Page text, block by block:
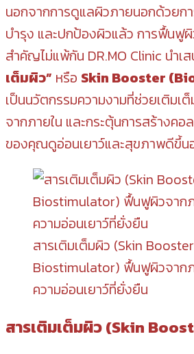
นอกจากการดูแลผิวภายนอกด้วยก
บำรุง และปกป้องผิวแล้ว การฟื้นฟู
สำคัญไม่แพ้กัน DR.MO Clinic นำเ
เต็มผิว” หรือ Skin Booster
เป็นนวัตกรรมความงามที่ช่วยเติม
จากภายใน และกระตุ้นการสร้างคอ
ของคุณดูอ่อนเยาว์และสุขภาพดีขึ้น
สารเติมเต็มผิว (Skin
Biostimulator) ฟื้นฟูผิวจาก
ความอ่อนเยาว์ที่ยั่งยืน
สารเติมเต็มผิว (Skin